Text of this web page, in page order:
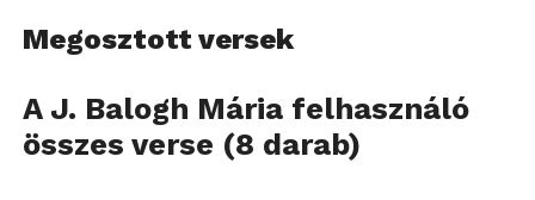
Megosztott versek
A J. Balogh Mária felhasználó
összes verse (8 darab)